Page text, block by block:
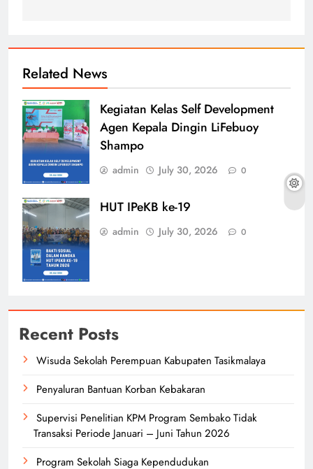
Related News
Kegiatan Kelas Self Development
Agen Kepala Dingin LiFebuoy
Shampo
admin July 30, 2026 0
HUT IPeKB ke-19
admin July 30, 2026 0
Recent Posts
Wisuda Sekolah Perempuan Kabupaten Tasikmalaya
Penyaluran Bantuan Korban Kebakaran
Supervisi Penelitian KPM Program Sembako Tidak
Transaksi Periode Januari – Juni Tahun 2026
Program Sekolah Siaga Kependudukan